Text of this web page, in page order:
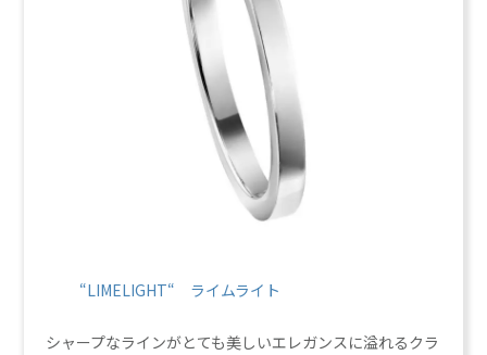
“LIMELIGHT“ ライムライト
シャープなラインがとても美しいエレガンスに溢れるクラ